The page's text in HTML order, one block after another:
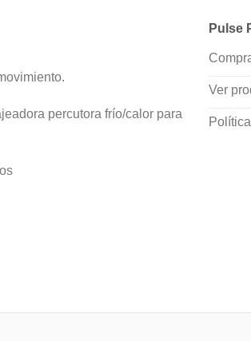
percutora frío/calor para
Pulse
Ver